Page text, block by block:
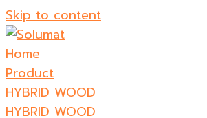
Skip to content
Home
Product
HYBRID WOOD
HYBRID WOOD